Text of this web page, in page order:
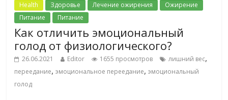
Health Здоровье Лечение ожирения
Ожирение
Питание
Питание
Как отличить эмоциональный
голод от физиологического?
26.06.2021 Editor 1655 просмотров лишний вес,
переедание,эмоциональное переедание,эмоциональный
голод